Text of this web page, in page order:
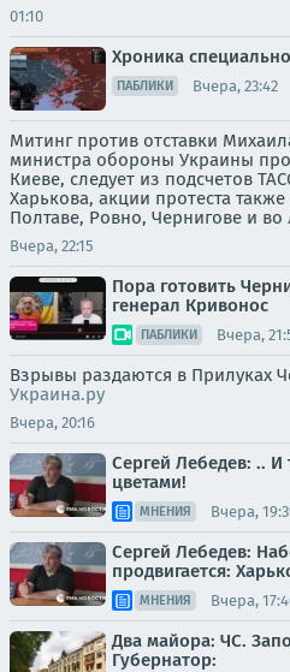
01:10
Хроника
ПАБЛИКИ Вчера, 23:42
Митинг против отставки
министра обороны Украины
Киеве, следует из подсчетов
Харькова, акции протеста
Полтаве, Ровно, Чернигове и
Вчера, 22:15
Пора готовить
генерал Кривонос
ПАБЛИКИ Вчера,
Взрывы раздаются в Прилуках
Украина.ру
Вчера, 20:16
Сергей Лебедев: .. И
цветами!
МНЕНИЯ Вчера,
Сергей Лебедев:
продвигается:
МНЕНИЯ Вчера,
Два майора: ЧС.
Губернатор: